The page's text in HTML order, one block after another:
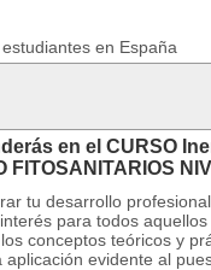
en España
en el CURSO
FITOSANITARIOS
tu desarrollo
para todos
conceptos teóricos y
evidente al